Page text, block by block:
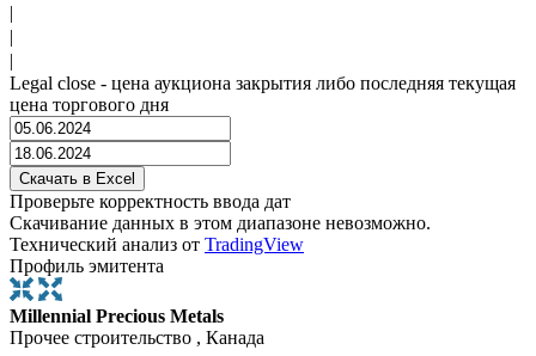
|
|
|
Legal close - цена аукциона закрытия либо последняя текущая
цена торгового дня
Проверьте корректность ввода дат
Скачивание данных в этом диапазоне невозможно.
Технический анализ от TradingView
Профиль эмитента
Millennial Precious Metals
Прочее строительство , Канада